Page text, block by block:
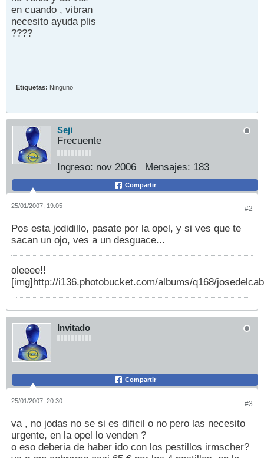
en cuando , vibran
necesito ayuda plis
????
Etiquetas: Ninguno
Seji
Frecuente
Ingreso: nov 2006 Mensajes: 183
Compartir
#2
25/01/2007, 19:05
Pos esta jodidillo, pasate por la opel, y si ves que te
sacan un ojo, ves a un desguace...
oleeee!!
[img]http://i136.photobucket.com/albums/q168/
Invitado
Compartir
#3
25/01/2007, 20:30
va , no jodas no se si es dificil o no pero las necesito
urgente, en la opel lo venden ?
o eso deberia de haber ido con los pestillos irmscher?